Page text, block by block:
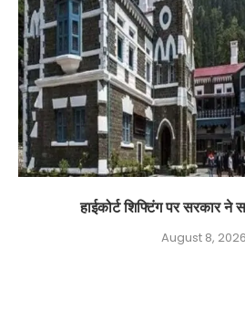
हाईकोर्ट शिफ्टिंग पर सरकार
August 8, 2026